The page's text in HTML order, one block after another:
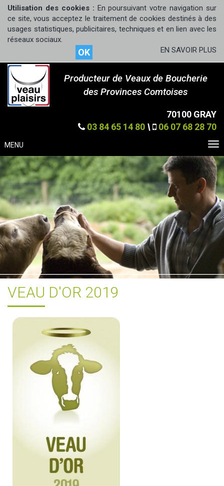
Utilisation des cookies : En poursuivant votre navigation sur
ce site, vous acceptez le traitement de cookies destinés à des
usages statistiques, publicitaires, techniques et en lien avec les
réseaux sociaux.
OK EN SAVOIR PLUS
Producteur de Veaux de Boucherie
des Provinces Comtoises
70100 GRAY
03 84 65 14 80 \ 06 07 68 28 70
MENU
VEAU D'OR 2019